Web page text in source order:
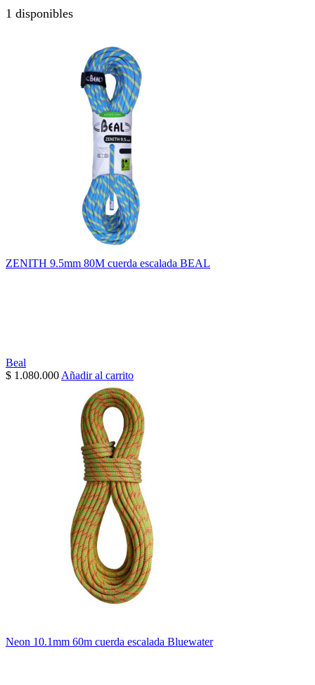
1 disponibles
ZENITH 9.5mm 80M cuerda escalada BEAL
Beal
$ 1.080.000 Añadir al carrito
Neon 10.1mm 60m cuerda escalada Bluewater